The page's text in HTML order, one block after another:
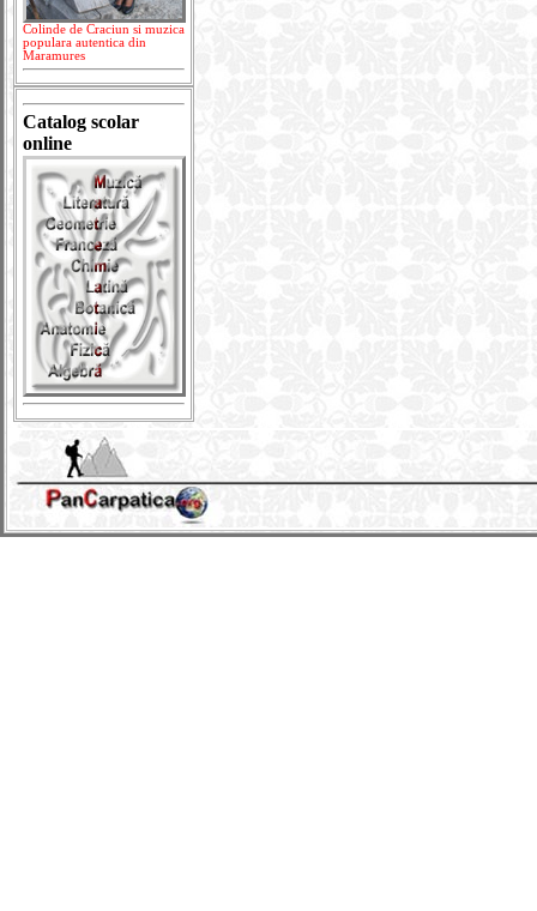
Colinde de Craciun si muzica
populara autentica din
Maramures
Catalog scolar
online